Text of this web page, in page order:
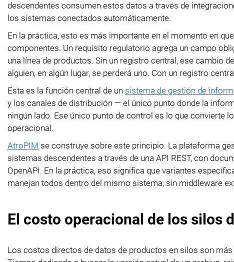
descendentes consumen estos datos a través de
los sistemas conectados automáticamente.
En la práctica, esto es más importante en el momento en
componentes. Un requisito regulatorio agrega un campo
una línea de productos. Sin un registro central, ese cambio
alguien, en algún lugar, se perderá uno. Con un registro
Esta es la función central de un sistema de gestión de
y los canales de distribución — el único punto donde la
ningún lado. Ese único punto de control es lo que convierte
operacional.
AtroPIM se construye sobre este principio. La plataforma
sistemas descendentes a través de una API REST, con
OpenAPI. En la práctica, eso significa que variantes
manejan todos dentro del mismo sistema, sin middleware
El costo operacional de los silos
Los costos directos de datos de productos en silos son